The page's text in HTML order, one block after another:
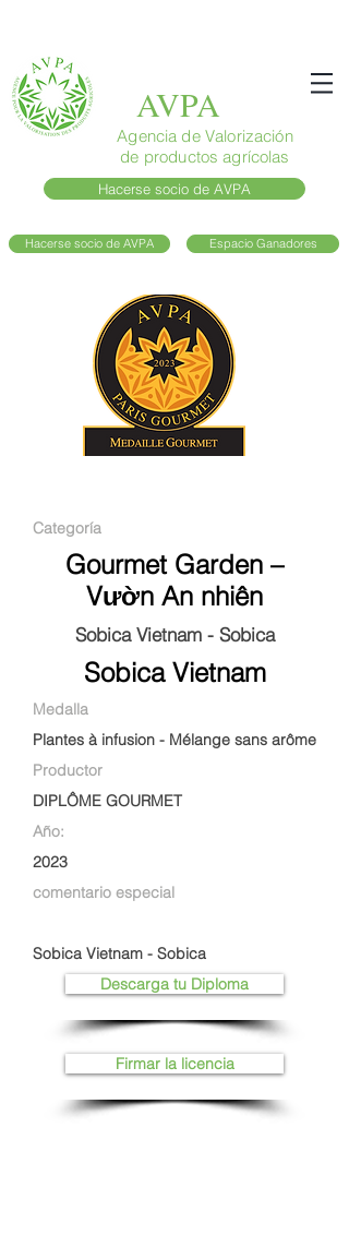
AVPA
Agencia de Valorización
de productos agrícolas
Hacerse socio de AVPA
Hacerse socio de AVPA Espacio Ganadores
Categoría
Gourmet Garden –
Vườn An nhiên
Sobica Vietnam - Sobica
Sobica Vietnam
Medalla
Plantes à infusion - Mélange sans arôme
Productor
DIPLÔME GOURMET
Año:
2023
comentario especial
Sobica Vietnam - Sobica
Descarga tu Diploma
Firmar la licencia